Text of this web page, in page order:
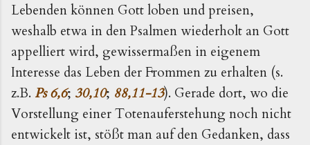
Lebenden können Gott loben und preisen,
weshalb etwa in den Psalmen wiederholt an Gott
appelliert wird, gewissermaßen in eigenem
Interesse das Leben der Frommen zu erhalten (s.
z.B. Ps 6,6; 30,10; 88,11-13). Gerade dort, wo die
Vorstellung einer Totenauferstehung noch nicht
entwickelt ist, stößt man auf den Gedanken, dass